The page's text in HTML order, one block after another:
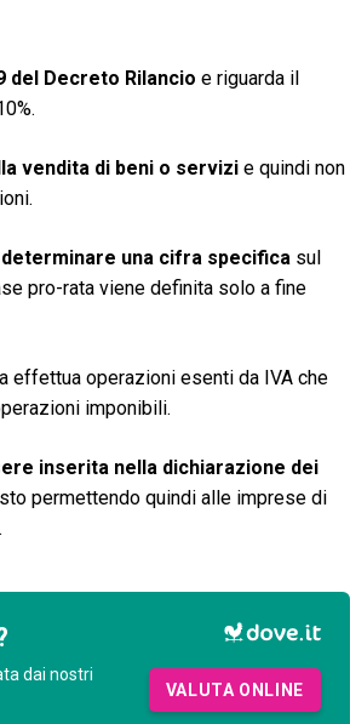
del Decreto Rilancio e riguarda il
vendita di beni o servizi e quindi non
determinare una cifra specifica sul
pro-rata viene definita solo a fine
effettua operazioni esenti da IVA che
imponibili.
inserita nella dichiarazione dei
permettendo quindi alle imprese di
dai nostri
VALUTA ONLINE